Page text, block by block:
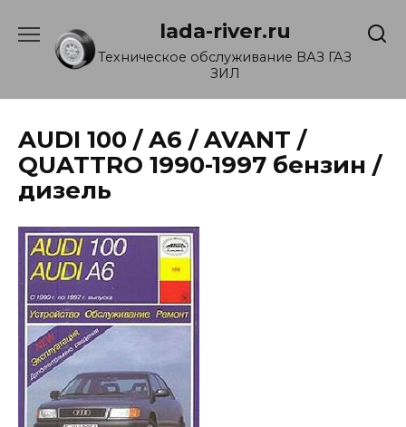
содержанию
lada-river.ru
Техническое обслуживание ВАЗ ГАЗ
ЗИЛ
AUDI 100 / A6 / AVANT /
QUATTRO 1990-1997 бензин /
дизель